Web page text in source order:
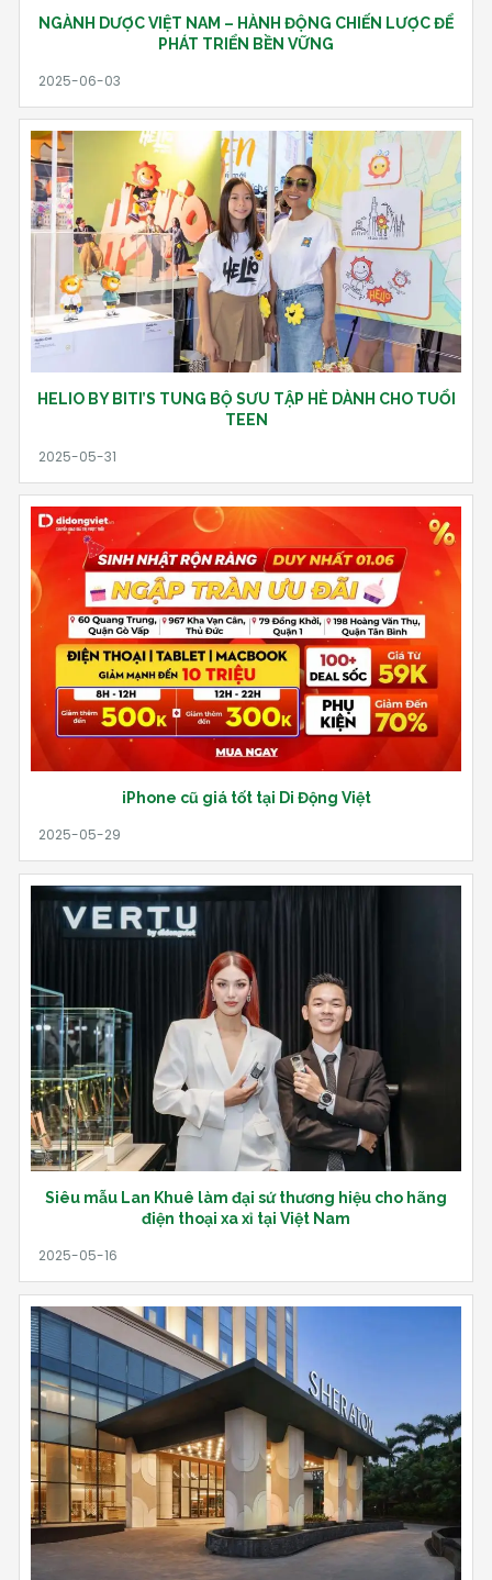
NGÀNH DƯỢC VIỆT NAM – HÀNH ĐỘNG CHIẾN LƯỢC ĐỂ
PHÁT TRIỂN BỀN VỮNG
HELIO BY BITI’S TUNG BỘ SƯU TẬP HÈ DÀNH CHO TUỔI
TEEN
iPhone cũ giá tốt tại Di Động Việt
Siêu mẫu Lan Khuê làm đại sứ thương hiệu cho hãng
điện thoại xa xỉ tại Việt Nam